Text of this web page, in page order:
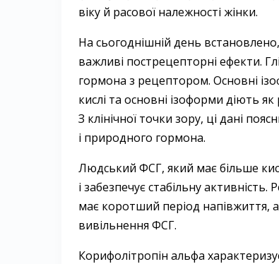
віку й расової належності жінки.
На сьогоднішній день
важливі пострецепторні ефекти.
гормона з рецептором. Основні
кислі та основні ізоформи діють як
З клінічної точки зору, ці дані
і природного гормона.
Людський ФСГ, який має більше
і забезпечує стабільну
має коротший період напівжиття, а
вивільнення ФСГ.
Корифолітропін альфа